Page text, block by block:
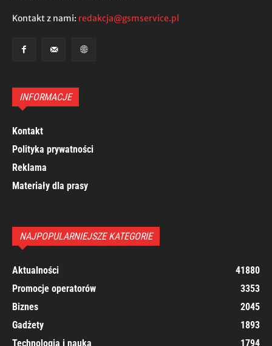
Kontakt z nami: redakcja@gsmservice.pl
INFORMACJE
Kontakt
Polityka prywatności
Reklama
Materiały dla prasy
NAJPOPULARNIEJSZE KATEGORIE
Aktualności
41880
Promocje operatorów
3353
Biznes
2045
Gadżety
1893
Technologia i nauka
1794